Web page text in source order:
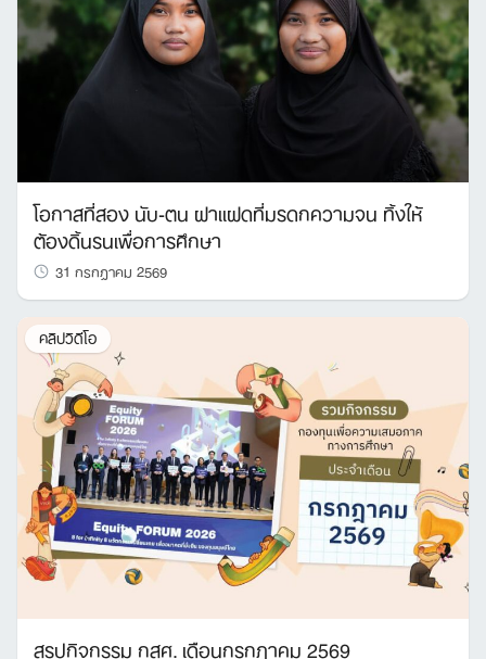
โอกาสที่สอง นับ-ตน ฝาแฝดที่มรดกความจน ทิ้งให้
ต้องดิ้นรนเพื่อการศึกษา
31 กรกฎาคม 2569
คลิปวิดีโอ
สรุปกิจกรรม กสศ. เดือนกรกฎาคม 2569